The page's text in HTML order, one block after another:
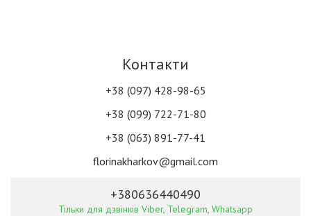
Контакти
+38 (097) 428-98-65
+38 (099) 722-71-80
+38 (063) 891-77-41
florinakharkov@gmail.com
+380636440490
Тільки для дзвінків Viber, Telegram, Whatsapp